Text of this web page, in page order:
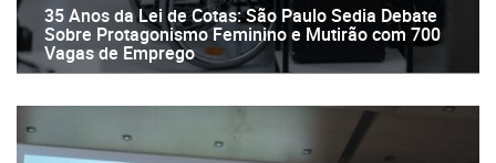
35 Anos da Lei de Cotas: São Paulo Sedia Debate
Sobre Protagonismo Feminino e Mutirão com 700
Vagas de Emprego